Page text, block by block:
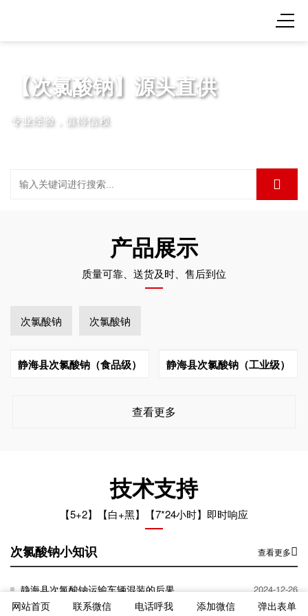
【次氯酸钠】源头直供
专业经验，值得信赖
产品展示
质量可靠、送货及时、售后到位
次氯酸钠 次氯酸钠
静海县次氯酸钠（食品级） 静海县次氯酸钠（工业级）
查看更多
技术支持
【5+2】【白+黑】【7*24小时】即时响应
次氯酸钠小知识 查看更多
静海县次氯酸钠运输车辆混装的后果 2024-12-26
网站首页 联系微信 电话呼我 添加微信 弹出表单